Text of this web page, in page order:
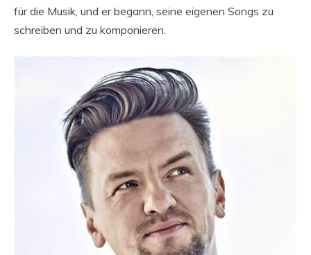
für die Musik, und er begann, seine eigenen Songs zu
schreiben und zu komponieren.